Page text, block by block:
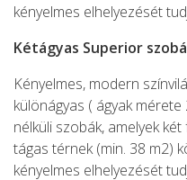
kényelmes elhelyezését
Kétágyas Superior
Kényelmes, modern
különágyas ( ágyak
nélküli szobák, amelyek
tágas térnek (min. 38 m2)
kényelmes elhelyezését